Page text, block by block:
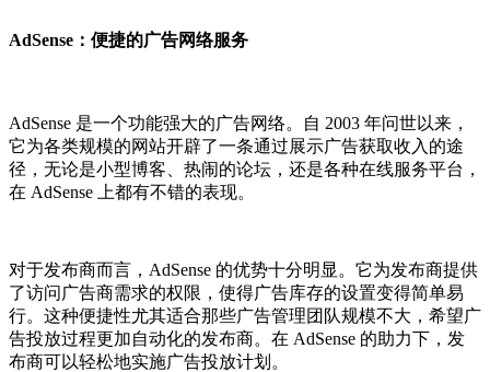
AdSense：便捷的广告网络服务
AdSense 是一个功能强大的广告网络。自 2003 年问世以来，
它为各类规模的网站开辟了一条通过展示广告获取收入的途
径，无论是小型博客、热闹的论坛，还是各种在线服务平台，
在 AdSense 上都有不错的表现。
对于发布商而言，AdSense 的优势十分明显。它为发布商提供
了访问广告商需求的权限，使得广告库存的设置变得简单易
行。这种便捷性尤其适合那些广告管理团队规模不大，希望广
告投放过程更加自动化的发布商。在 AdSense 的助力下，发
布商可以轻松地实施广告投放计划。